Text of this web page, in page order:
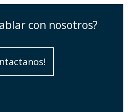
con nosotros?